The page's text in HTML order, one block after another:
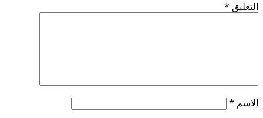
التعليق *
الاسم *